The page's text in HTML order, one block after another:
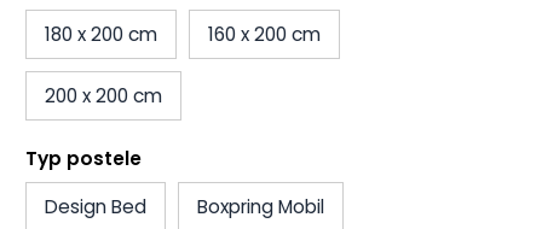
180 x 200 cm
160 x 200 cm
200 x 200 cm
Typ postele
Design Bed
Boxpring Mobil